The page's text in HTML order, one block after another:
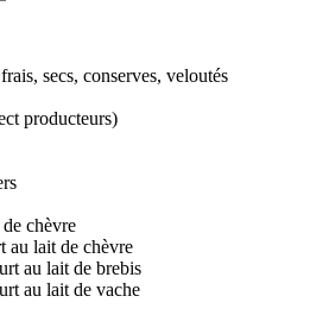
secs, conserves, veloutés
producteurs)
chèvre
au lait de chèvre
au lait de brebis
au lait de vache